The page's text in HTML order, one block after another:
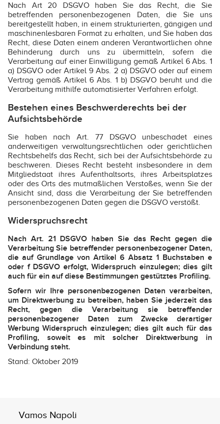
Nach Art 20 DSGVO haben Sie das Recht, die Sie
betreffenden personenbezogenen Daten, die Sie uns
bereitgestellt haben, in einem strukturierten, gängigen und
maschinenlesbaren Format zu erhalten, und Sie haben das
Recht, diese Daten einem anderen Verantwortlichen ohne
Behinderung durch uns zu übermitteln, sofern die
Verarbeitung auf einer Einwilligung gemäß Artikel 6 Abs. 1
a) DSGVO oder Artikel 9 Abs. 2 a) DSGVO oder auf einem
Vertrag gemäß Artikel 6 Abs. 1 b) DSGVO beruht und die
Verarbeitung mithilfe automatisierter Verfahren erfolgt.
Bestehen eines Beschwerderechts bei der
Aufsichtsbehörde
Sie haben nach Art. 77 DSGVO unbeschadet eines
anderweitigen verwaltungsrechtlichen oder gerichtlichen
Rechtsbehelfs das Recht, sich bei der Aufsichtsbehörde zu
beschweren. Dieses Recht besteht insbesondere in dem
Mitgliedstaat ihres Aufenthaltsorts, ihres Arbeitsplatzes
oder des Orts des mutmaßlichen Verstoßes, wenn Sie der
Ansicht sind, dass die Verarbeitung der Sie betreffenden
personenbezogenen Daten gegen die DSGVO verstößt.
Widerspruchsrecht
Nach Art. 21 DSGVO haben Sie das Recht gegen die
Verarbeitung Sie betreffender personenbezogener Daten,
die auf Grundlage von Artikel 6 Absatz 1 Buchstaben e
oder f DSGVO erfolgt, Widerspruch einzulegen; dies gilt
auch für ein auf diese Bestimmungen gestütztes Profiling.
Sofern wir Ihre personenbezogenen Daten verarbeiten,
um Direktwerbung zu betreiben, haben Sie jederzeit das
Recht, gegen die Verarbeitung sie betreffender
personenbezogener Daten zum Zwecke derartiger
Werbung Widerspruch einzulegen; dies gilt auch für das
Profiling, soweit es mit solcher Direktwerbung in
Verbindung steht.
Stand: Oktober 2019
Vamos Napoli